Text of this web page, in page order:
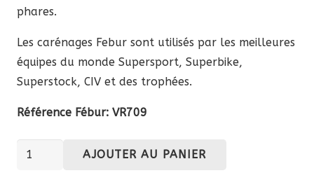
phares.
Les carénages Febur sont utilisés par les meilleures
équipes du monde Supersport, Superbike,
Superstock, CIV et des trophées.
Référence Fébur: VR709
quantité
AJOUTER AU PANIER